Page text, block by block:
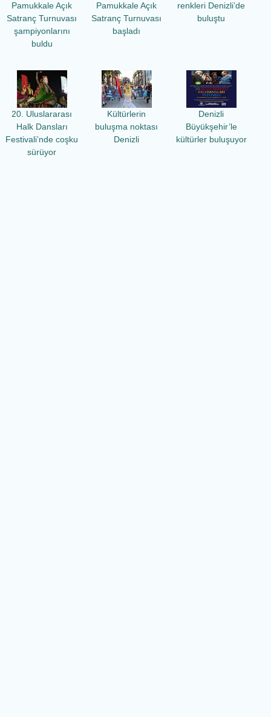
Pamukkale Açık
Satranç Turnuvası
şampiyonlarını
buldu
Pamukkale Açık
Satranç Turnuvası
başladı
renkleri Denizli’de
buluştu
20. Uluslararası
Halk Dansları
Festivali’nde coşku
sürüyor
Kültürlerin
buluşma noktası
Denizli
Denizli
Büyükşehir’le
kültürler buluşuyor